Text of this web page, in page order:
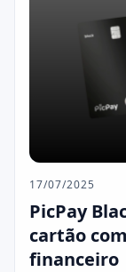
17/07/2025
PicPay
cartão
financeiro